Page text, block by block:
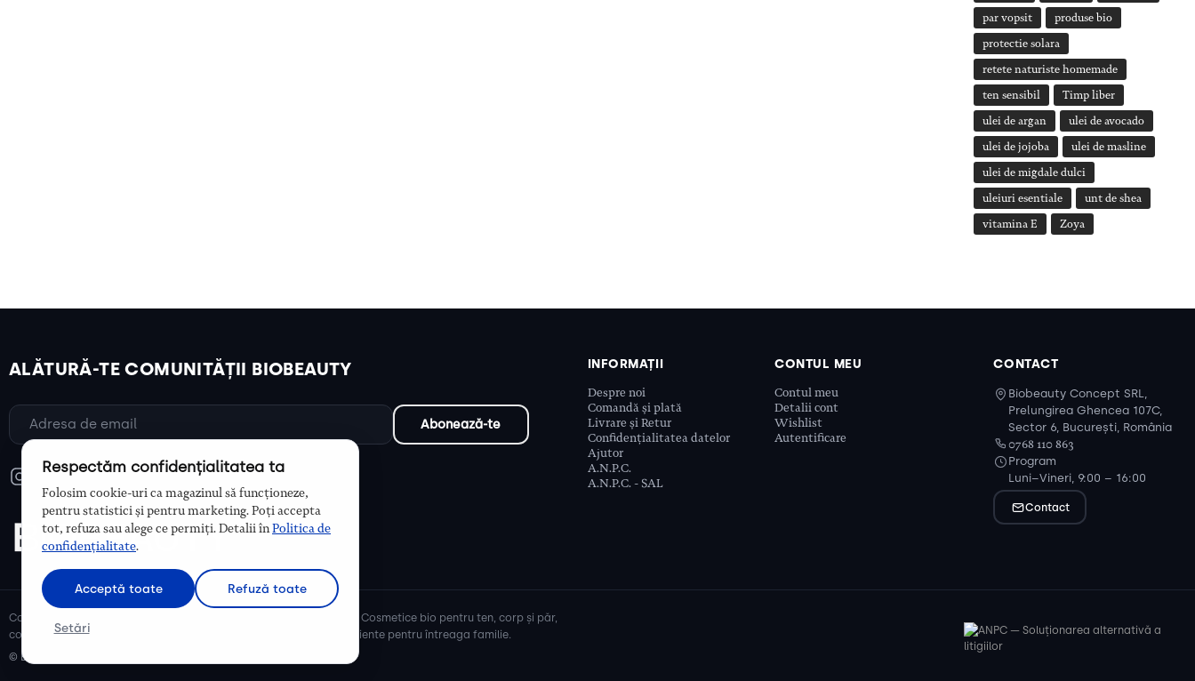
par vopsit produse bio
protectie solara
retete naturiste homemade
ten sensibil Timp liber
ulei de argan ulei de avocado
ulei de jojoba ulei de masline
ulei de migdale dulci
uleiuri esentiale unt de shea
vitamina E Zoya
ALĂTURĂ-TE COMUNITĂȚII BIOBEAUTY INFORMAȚII
Despre noi
Comandă și plată
Livrare și Retur
Confidențialitatea datelor
Ajutor
A.N.P.C.
A.N.P.C. - SAL
CONTUL MEU
Contul meu
Detalii cont
Wishlist
Autentificare
CONTACT
Biobeauty Concept SRL,
Prelungirea Ghencea 107C,
Sector 6, București, România
0768 110 863
Program
Luni–Vineri, 9:00 – 16:00
Contact
Cosmetice bio și naturale, ulei de argan, ulei de cocos, unt de shea. Cosmetice bio pentru ten, corp și păr,
cosmetice naturale pentru mămici și copii, cosmetice organice eficiente pentru întreaga familie.
© Biobeauty 2026. Toate drepturile rezervate.
Respectăm confidențialitatea ta
Folosim cookie-uri ca magazinul să funcționeze,
pentru statistici și pentru marketing. Poți accepta
tot, refuza sau alege ce permiți. Detalii înPolitica de
confidențialitate.
Acceptă toate Refuză toate
Setări